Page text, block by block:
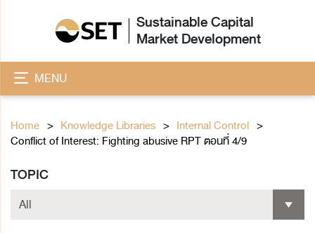
Sustainable Capital
Market Development
MENU
Home Knowledge Libraries
Internal Control
Conflict of Interest: Fighting abusive RPT ตอนที่ 4/9
TOPIC